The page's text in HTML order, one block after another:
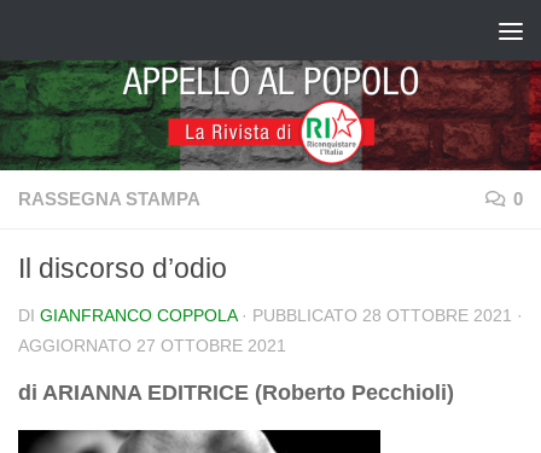
RASSEGNA STAMPA 0
Il discorso d’odio
DI GIANFRANCO COPPOLA · PUBBLICATO 28 OTTOBRE 2021 ·
AGGIORNATO 27 OTTOBRE 2021
di ARIANNA EDITRICE (Roberto Pecchioli)